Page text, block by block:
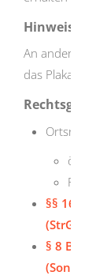
Hinweise
An anderen
das Plakatieren
Ortsrecht
§§ 16 - 19
(StrG)
§ 8